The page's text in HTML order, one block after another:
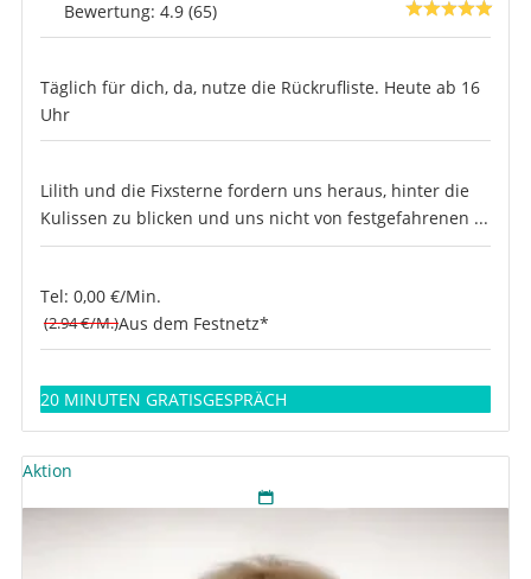
Bewertung: 4.9 (65)
Täglich für dich, da, nutze die Rückrufliste. Heute ab 16
Uhr
Lilith und die Fixsterne fordern uns heraus, hinter die
Kulissen zu blicken und uns nicht von festgefahrenen ...
Tel: 0,00 €/Min.
(2.94 €/M.)Aus dem Festnetz*
20 MINUTEN GRATISGESPRÄCH
Aktion